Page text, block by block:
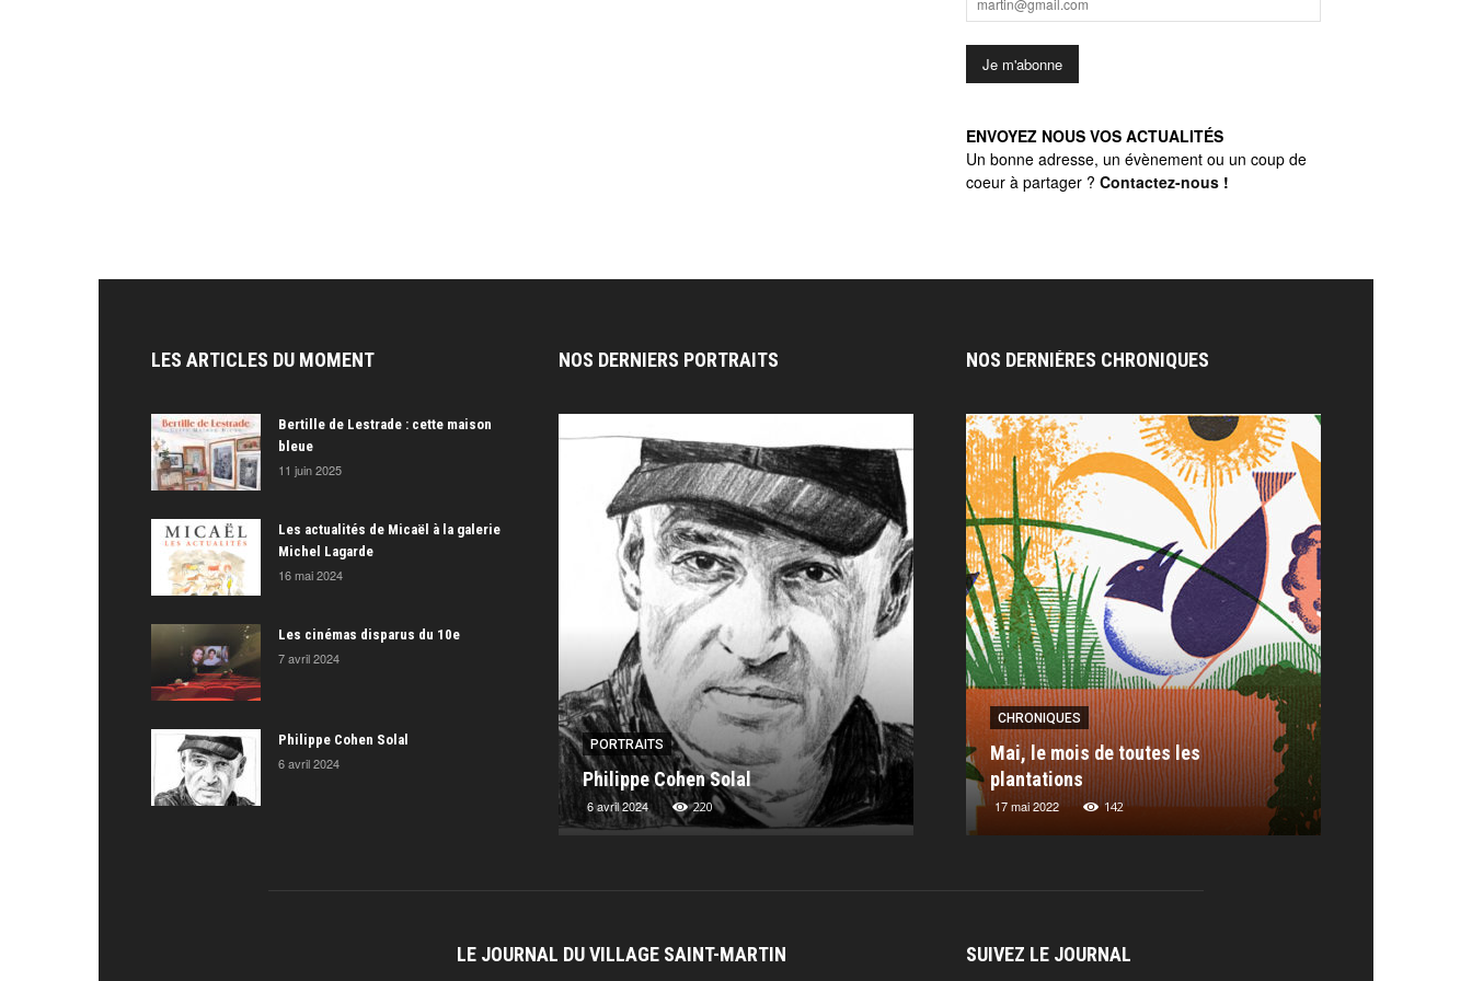
ENVOYEZ NOUS VOS ACTUALITÉS
Un bonne adresse, un évènement ou un coup de
coeur à partager ? Contactez-nous !
LES ARTICLES DU MOMENT
Bertille de Lestrade : cette maison
bleue
11 juin 2025
Les actualités de Micaël à la galerie
Michel Lagarde
16 mai 2024
Les cinémas disparus du 10e
7 avril 2024
Philippe Cohen Solal
6 avril 2024
NOS DERNIERS PORTRAITS
PORTRAITS
Philippe Cohen Solal
6 avril 2024 220
PORTRAITS
Charles Berberian
13 novembre 2023 268
PORTRAITS
Thomas Baas
7 juillet 2023
NOS DERNIÈRES CHRONIQUES
CHRONIQUES
Mai, le mois de toutes les
plantations
17 mai 2022 142
LE JOURNAL DU VILLAGE SAINT-MARTIN SUIVEZ LE JOURNAL